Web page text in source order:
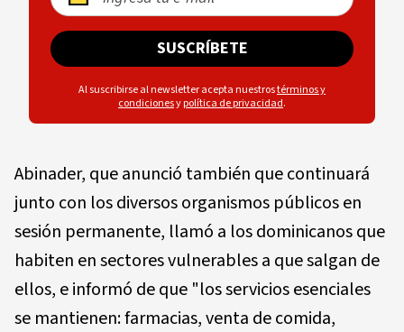
SUSCRÍBETE
Al suscribirse al newsletter acepta nuestrostérminos y
condicionesypolítica de privacidad.
Abinader, que anunció también que continuará
junto con los diversos organismos públicos en
sesión permanente, llamó a los dominicanos que
habiten en sectores vulnerables a que salgan de
ellos, e informó de que "los servicios esenciales
se mantienen: farmacias, venta de comida,